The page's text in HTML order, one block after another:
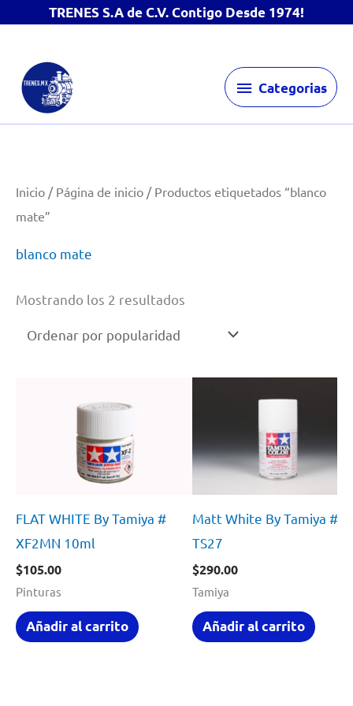
TRENES S.A de C.V. Contigo Desde 1974!
contenido
Categorias
Categorias
Inicio / Página de inicio / Productos etiquetados “blanco
mate”
blanco mate
Mostrando los 2 resultados
FLAT WHITE By Tamiya #
XF2MN 10ml
$105.00
Pinturas
Añadir al carrito
Matt White By Tamiya #
TS27
$290.00
Tamiya
Añadir al carrito